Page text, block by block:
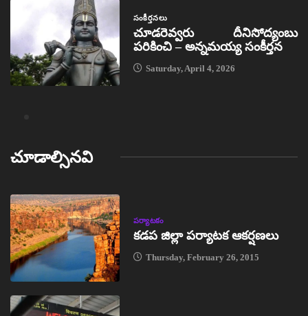
సంకీర్తనలు
చూడరెవ్వరు దీనిసోద్యంబు
పరికించి – అన్నమయ్య సంకీర్తన
Saturday, April 4, 2026
చూడాల్సినవి
పర్యాటకం
కడప జిల్లా పర్యాటక ఆకర్షణలు
Thursday, February 26, 2015